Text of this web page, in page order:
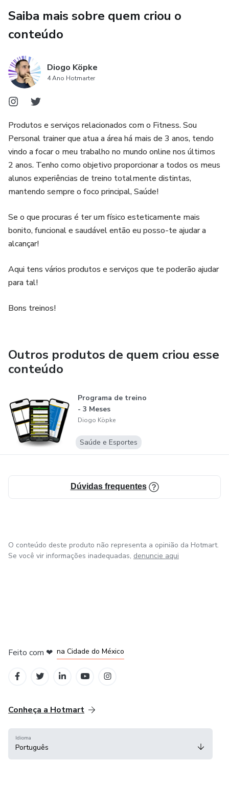
Saiba mais sobre quem criou o
conteúdo
Diogo Köpke
4 Ano Hotmarter
Produtos e serviços relacionados com o Fitness. Sou
Personal trainer que atua a área há mais de 3 anos, tendo
vindo a focar o meu trabalho no mundo online nos últimos
2 anos. Tenho como objetivo proporcionar a todos os meus
alunos experiências de treino totalmente distintas,
mantendo sempre o foco principal, Saúde!
Se o que procuras é ter um físico esteticamente mais
bonito, funcional e saudável então eu posso-te ajudar a
alcançar!
Aqui tens vários produtos e serviços que te poderão ajudar
para tal!
Bons treinos!
Outros produtos de quem criou esse
conteúdo
Programa de treino
- 3 Meses
Diogo Köpke
Saúde e Esportes
Dúvidas frequentes
O conteúdo deste produto não representa a opinião da Hotmart.
Se você vir informações inadequadas, denuncie aqui
Feito com ❤ na Cidade do México
Conheça a Hotmart
Idioma
Português